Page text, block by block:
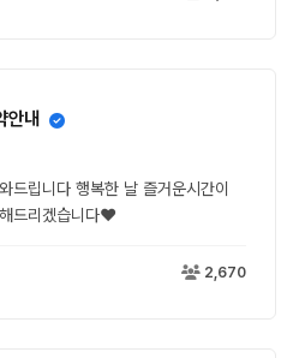
안내
드립니다 행복한 날 즐거운시간이
드리겠습니다❤
2,670